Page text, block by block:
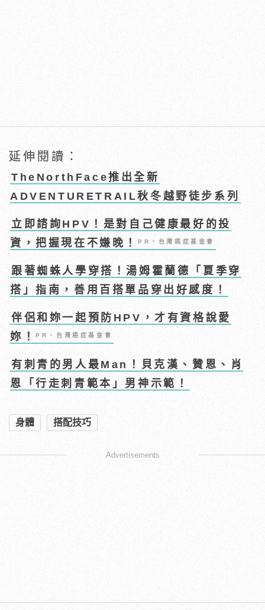
延伸閱讀：
TheNorthFace推出全新
ADVENTURETRAIL秋冬越野徒步系列
立即諮詢HPV！是對自己健康最好的投
資，把握現在不嫌晚！PR・台灣癌症基金會
跟著蜘蛛人學穿搭！湯姆霍蘭德「夏季穿
搭」指南，善用百搭單品穿出好感度！
伴侶和妳一起預防HPV，才有資格說愛
妳！PR・台灣癌症基金會
有刺青的男人最Man！貝克漢、贊恩、肖
恩「行走刺青範本」男神示範！
身體 搭配技巧
Advertisements